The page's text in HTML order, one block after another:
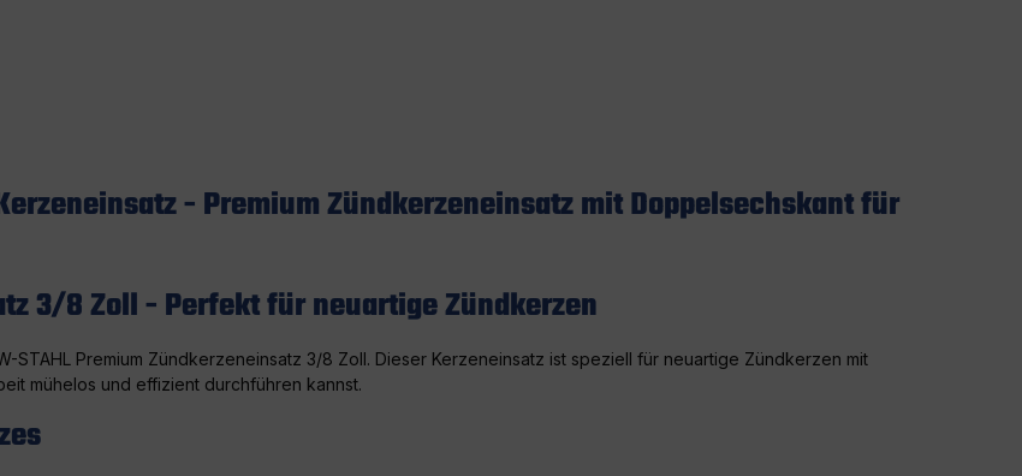
- Premium Zündkerzeneinsatz mit Doppelsechskant für
3/8 Zoll - Perfekt für neuartige Zündkerzen
Premium Zündkerzeneinsatz 3/8 Zoll. Dieser Kerzeneinsatz ist speziell für neuartige Zündkerzen mit
mühelos und effizient durchführen kannst.